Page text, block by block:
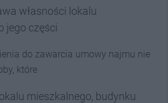
własności lokalu
jego części
do zawarcia umowy najmu nie
które
mieszkalnego, budynku